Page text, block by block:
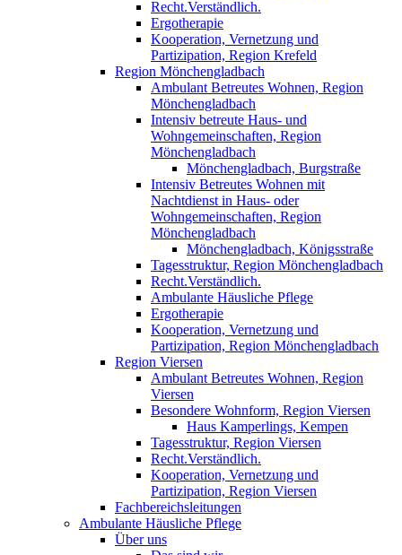
Recht.Verständlich.
Ergotherapie
Kooperation, Vernetzung und
Partizipation, Region Krefeld
Region Mönchengladbach
Ambulant Betreutes Wohnen, Region
Mönchengladbach
Intensiv betreute Haus- und
Wohngemeinschaften, Region
Mönchengladbach
Mönchengladbach, Burgstraße
Intensiv Betreutes Wohnen mit
Nachtdienst in Haus- oder
Wohngemeinschaften, Region
Mönchengladbach
Mönchengladbach, Königsstraße
Tagesstruktur, Region Mönchengladbach
Recht.Verständlich.
Ambulante Häusliche Pflege
Ergotherapie
Kooperation, Vernetzung und
Partizipation, Region Mönchengladbach
Region Viersen
Ambulant Betreutes Wohnen, Region
Viersen
Besondere Wohnform, Region Viersen
Haus Kamperlings, Kempen
Tagesstruktur, Region Viersen
Recht.Verständlich.
Kooperation, Vernetzung und
Partizipation, Region Viersen
Fachbereichsleitungen
Ambulante Häusliche Pflege
Über uns